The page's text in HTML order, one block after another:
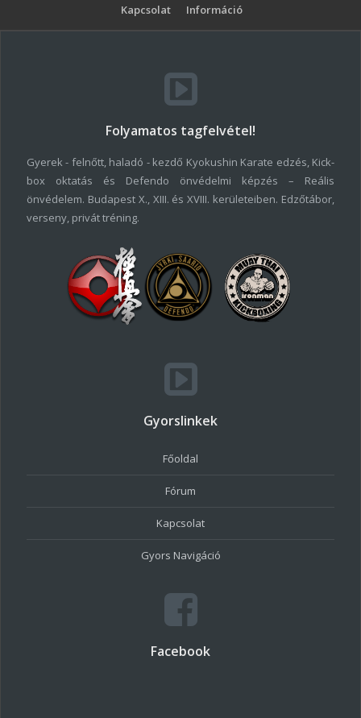
Kapcsolat Információ
Folyamatos tagfelvétel!
Gyerek - felnőtt, haladó - kezdő Kyokushin Karate edzés, Kick-
box oktatás és Defendo önvédelmi képzés – Reális
önvédelem. Budapest X., XIII. és XVIII. kerületeiben. Edzőtábor,
verseny, privát tréning.
Gyorslinkek
Főoldal
Fórum
Kapcsolat
Gyors Navigáció
Facebook